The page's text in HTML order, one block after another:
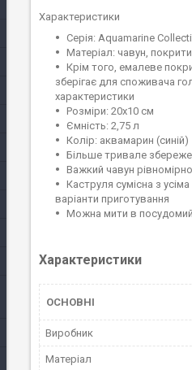
Характеристики
Серія: Aquamarine
Матеріал: чавун,
Крім того, емалеве
зберігає для споживача
характеристики
Розміри: 20х10 см
Ємність: 2,75 л
Колір: аквамарин (синій)
Більше тривале
Важкий чавун
Каструля сумісна з
варіанти приготування
Можна мити в
Характеристики
ОСНОВНІ
Виробник
Матеріал